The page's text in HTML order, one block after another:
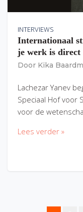
INTERVIEWS
Internationaal
je werk is direct
Door Kika
Lachezar Yanev
Speciaal Hof voor
voor de
Lees verder »